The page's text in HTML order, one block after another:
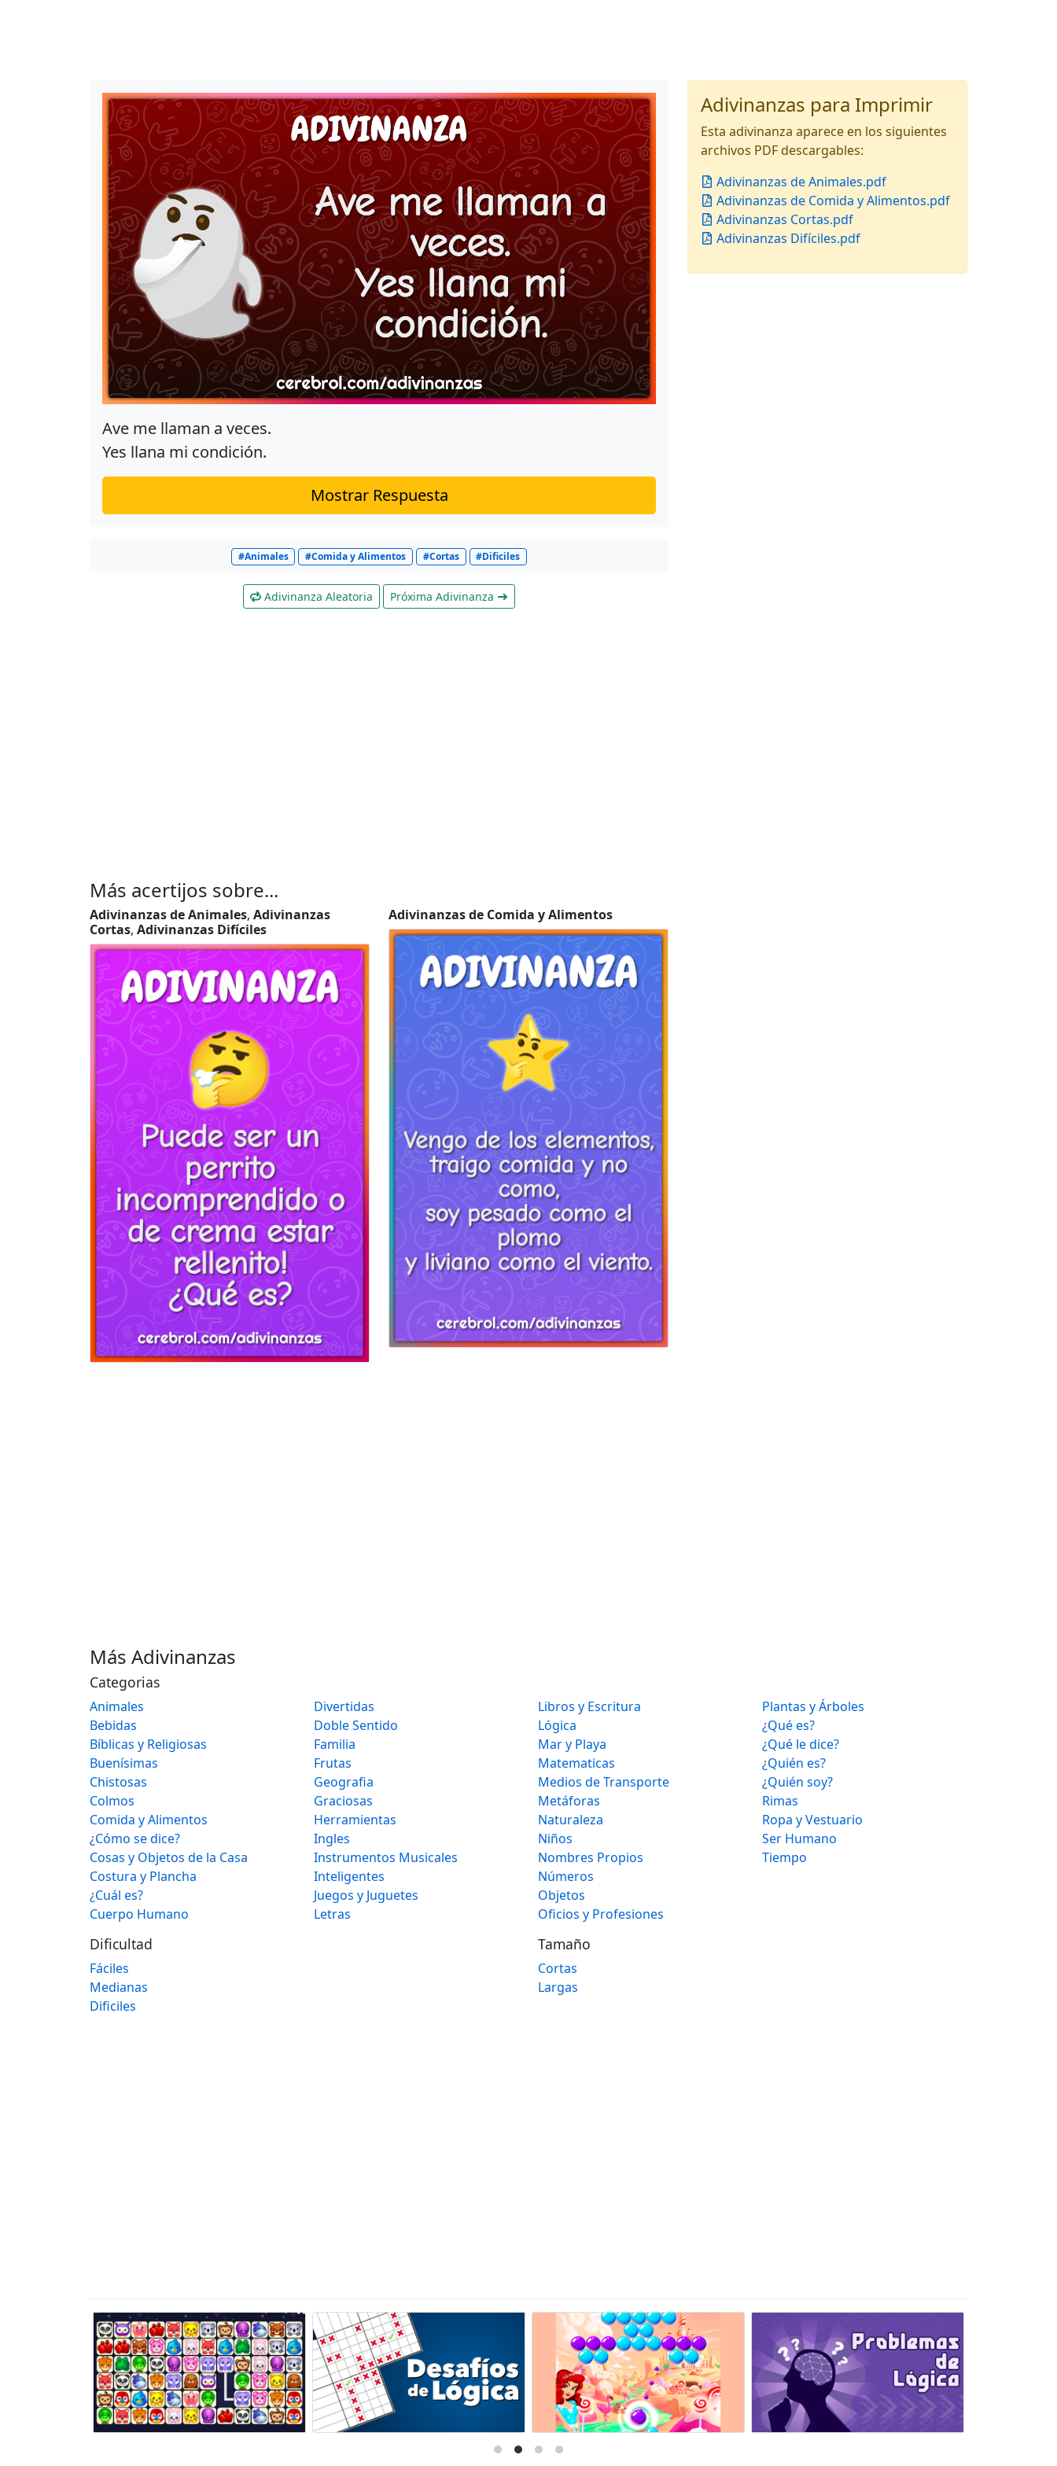
Ave me llaman a veces.
Yes llana mi condición.
Mostrar Respuesta
#Animales #Comida y Alimentos #Cortas #Dificiles
Adivinanza Aleatoria Próxima Adivinanza
Adivinanzas para Imprimir
Esta adivinanza aparece en los siguientes
archivos PDF descargables:
Adivinanzas de Animales.pdf
Adivinanzas de Comida y Alimentos.pdf
Adivinanzas Cortas.pdf
Adivinanzas Difíciles.pdf
Más acertijos sobre...
Adivinanzas de Animales, Adivinanzas
Cortas, Adivinanzas Difíciles
Adivinanzas de Comida y Alimentos
Más Adivinanzas
Categorias
Animales
Bebidas
Bíblicas y Religiosas
Buenísimas
Chistosas
Colmos
Comida y Alimentos
¿Cómo se dice?
Cosas y Objetos de la Casa
Costura y Plancha
¿Cuál es?
Cuerpo Humano
Divertidas
Doble Sentido
Familia
Frutas
Geografia
Graciosas
Herramientas
Ingles
Instrumentos Musicales
Inteligentes
Juegos y Juguetes
Letras
Libros y Escritura
Lógica
Mar y Playa
Matematicas
Medios de Transporte
Metáforas
Naturaleza
Niños
Nombres Propios
Números
Objetos
Oficios y Profesiones
Plantas y Árboles
¿Qué es?
¿Qué le dice?
¿Quién es?
¿Quién soy?
Rimas
Ropa y Vestuario
Ser Humano
Tiempo
Dificultad
Fáciles
Medianas
Dificiles
Tamaño
Cortas
Largas